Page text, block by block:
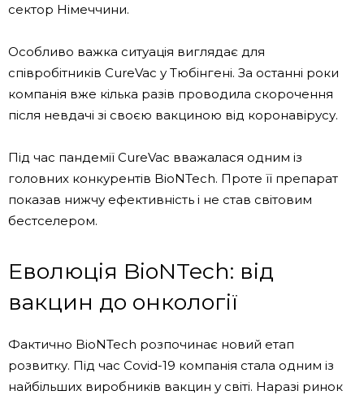
сектор Німеччини.
Особливо важка ситуація виглядає для
співробітників CureVac у Тюбінгені. За останні роки
компанія вже кілька разів проводила скорочення
після невдачі зі своєю вакциною від коронавірусу.
Під час пандемії CureVac вважалася одним із
головних конкурентів BioNTech. Проте її препарат
показав нижчу ефективність і не став світовим
бестселером.
Еволюція BioNTech: від
вакцин до онкології
Фактично BioNTech розпочинає новий етап
розвитку. Під час Covid-19 компанія стала одним із
найбільших виробників вакцин у світі. Наразі ринок